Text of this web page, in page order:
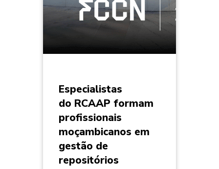
Especialistas
do RCAAP formam
profissionais
moçambicanos em
gestão de
repositórios